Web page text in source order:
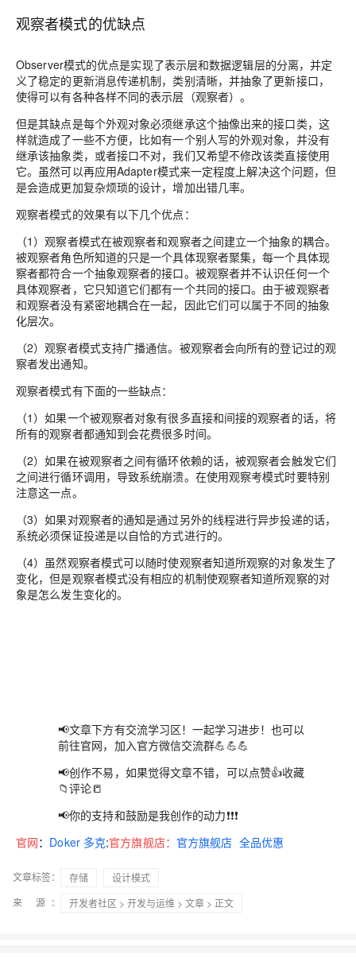
观察者模式的优缺点
Observer模式的优点是实现了表示层和数据逻辑层的分离，并定
义了稳定的更新消息传递机制，类别清晰，并抽象了更新接口，
使得可以有各种各样不同的表示层（观察者）。
但是其缺点是每个外观对象必须继承这个抽像出来的接口类，这
样就造成了一些不方便，比如有一个别人写的外观对象，并没有
继承该抽象类，或者接口不对，我们又希望不修改该类直接使用
它。虽然可以再应用Adapter模式来一定程度上解决这个问题，但
是会造成更加复杂烦琐的设计，增加出错几率。
观察者模式的效果有以下几个优点：
（1）观察者模式在被观察者和观察者之间建立一个抽象的耦合。
被观察者角色所知道的只是一个具体现察者聚集，每一个具体现
察者都符合一个抽象观察者的接口。被观察者并不认识任何一个
具体观察者，它只知道它们都有一个共同的接口。由于被观察者
和观察者没有紧密地耦合在一起，因此它们可以属于不同的抽象
化层次。
（2）观察者模式支持广播通信。被观察者会向所有的登记过的观
察者发出通知。
观察者模式有下面的一些缺点：
（1）如果一个被观察者对象有很多直接和间接的观察者的话，将
所有的观察者都通知到会花费很多时间。
（2）如果在被观察者之间有循环依赖的话，被观察者会触发它们
之间进行循环调用，导致系统崩溃。在使用观察考模式时要特别
注意这一点。
（3）如果对观察者的通知是通过另外的线程进行异步投递的话，
系统必须保证投递是以自恰的方式进行的。
（4）虽然观察者模式可以随时使观察者知道所观察的对象发生了
变化，但是观察者模式没有相应的机制使观察者知道所观察的对
象是怎么发生变化的。
📢文章下方有交流学习区！一起学习进步！也可以
前往官网，加入官方微信交流群💪💪💪
📢创作不易，如果觉得文章不错，可以点赞👍收藏
📁评论📒
📢你的支持和鼓励是我创作的动力❗❗❗
官网： Doker 多克;官方旗舰店： 官方旗舰店 全品优惠
文章标签： 存储
设计模式
来 源：
开发者社区 > 开发与运维 > 文章 > 正文